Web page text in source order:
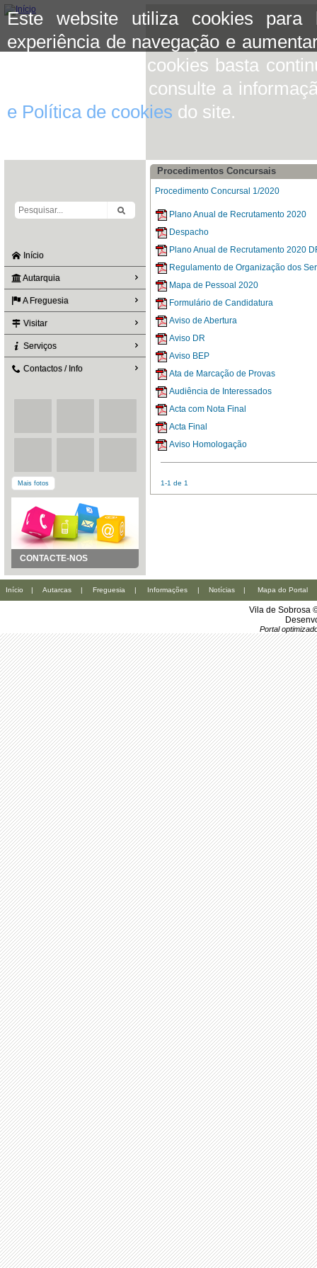
Este website utiliza cookies para
experiência de navegação e
aceitar o uso de cookies basta
mais informação consulte a
e Política de cookies do site.
Início
Autarquia
A Freguesia
Visitar
Serviços
Contactos / Info
Mais fotos
CONTACTE-NOS
Procedimentos Concursais
Procedimento Concursal 1/2020
Plano Anual de Recrutamento 2020
Despacho
Plano Anual de Recrutamento 2020
Regulamento de Organização dos
Mapa de Pessoal 2020
Formulário de Candidatura
Aviso de Abertura
Aviso DR
Aviso BEP
Ata de Marcação de Provas
Audiência de Interessados
Acta com Nota Final
Acta Final
Aviso Homologação
1-1 de 1
Início | Autarcas | Freguesia | Informações | Notícias | Mapa do Portal
Vila de Sobrosa
Portal